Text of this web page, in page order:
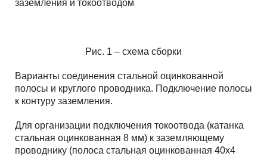
заземления и токоотводом
Рис. 1 – схема сборки
Варианты соединения стальной оцинкованной
полосы и круглого проводника. Подключение полосы
к контуру заземления.
Для организации подключения токоотвода (катанка
стальная оцинкованная 8 мм) к заземляющему
проводнику (полоса стальная оцинкованная 40х4